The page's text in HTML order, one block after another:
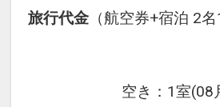
旅行期間中の1泊だ
泊・飛び泊なども自
フライトは、安心の
JALグループ）確約
ル50%貯まります。
旅行代金 （航空券+宿泊 2
空き： 1室(08